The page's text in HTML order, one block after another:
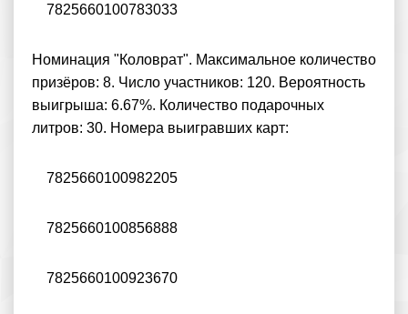
7825660100783033
Номинация "Коловрат". Максимальное количество
призёров: 8. Число участников: 120. Вероятность
выигрыша: 6.67%. Количество подарочных
литров: 30. Номера выигравших карт:
7825660100982205
7825660100856888
7825660100923670